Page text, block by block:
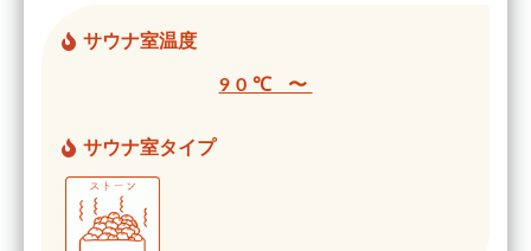
サウナ室温度
90℃ 〜
サウナ室タイプ